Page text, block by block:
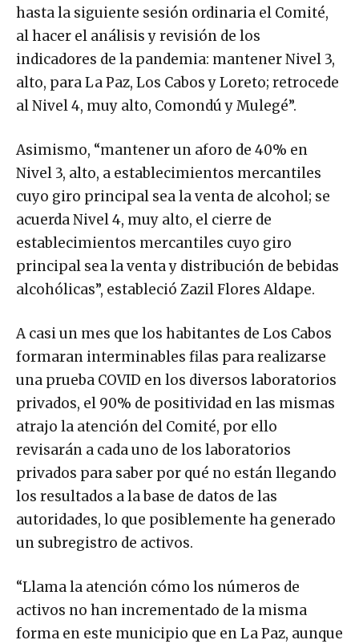
hasta la siguiente sesión ordinaria el Comité,
al hacer el análisis y revisión de los
indicadores de la pandemia: mantener Nivel 3,
alto, para La Paz, Los Cabos y Loreto; retrocede
al Nivel 4, muy alto, Comondú y Mulegé”.
Asimismo, “mantener un aforo de 40% en
Nivel 3, alto, a establecimientos mercantiles
cuyo giro principal sea la venta de alcohol; se
acuerda Nivel 4, muy alto, el cierre de
establecimientos mercantiles cuyo giro
principal sea la venta y distribución de bebidas
alcohólicas”, estableció Zazil Flores Aldape.
A casi un mes que los habitantes de Los Cabos
formaran interminables filas para realizarse
una prueba COVID en los diversos laboratorios
privados, el 90% de positividad en las mismas
atrajo la atención del Comité, por ello
revisarán a cada uno de los laboratorios
privados para saber por qué no están llegando
los resultados a la base de datos de las
autoridades, lo que posiblemente ha generado
un subregistro de activos.
“Llama la atención cómo los números de
activos no han incrementado de la misma
forma en este municipio que en La Paz, aunque